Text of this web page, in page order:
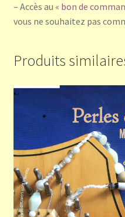
– Accès au « bon de
vous ne souhaitez pas
Produits